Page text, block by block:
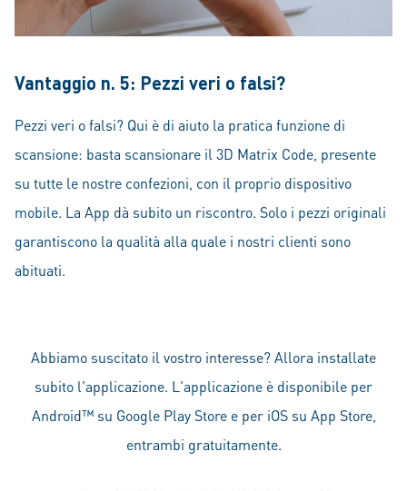
Vantaggio n. 5: Pezzi veri o falsi?
Pezzi veri o falsi? Qui è di aiuto la pratica funzione di
scansione: basta scansionare il 3D Matrix Code, presente
su tutte le nostre confezioni, con il proprio dispositivo
mobile. La App dà subito un riscontro. Solo i pezzi originali
garantiscono la qualità alla quale i nostri clienti sono
abituati.
Abbiamo suscitato il vostro interesse? Allora installate
subito l'applicazione. L'applicazione è disponibile per
Android™ su Google Play Store e per iOS su App Store,
entrambi gratuitamente.